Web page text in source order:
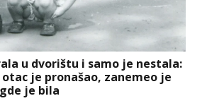
u dvorištu i samo je nestala:
otac je pronašao, zanemeo je
je bila